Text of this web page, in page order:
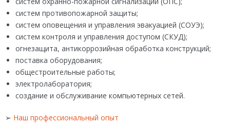
систем противопожарной защиты;
систем оповещения и управления эвакуацией (СОУЭ);
систем контроля и управления доступом (СКУД);
огнезащита, антикоррозийная обработка конструкций;
поставка оборудования;
общестроительные работы;
электролаборатория;
создание и обслуживание компьютерных сетей.
➢ Наш профессиональный опыт